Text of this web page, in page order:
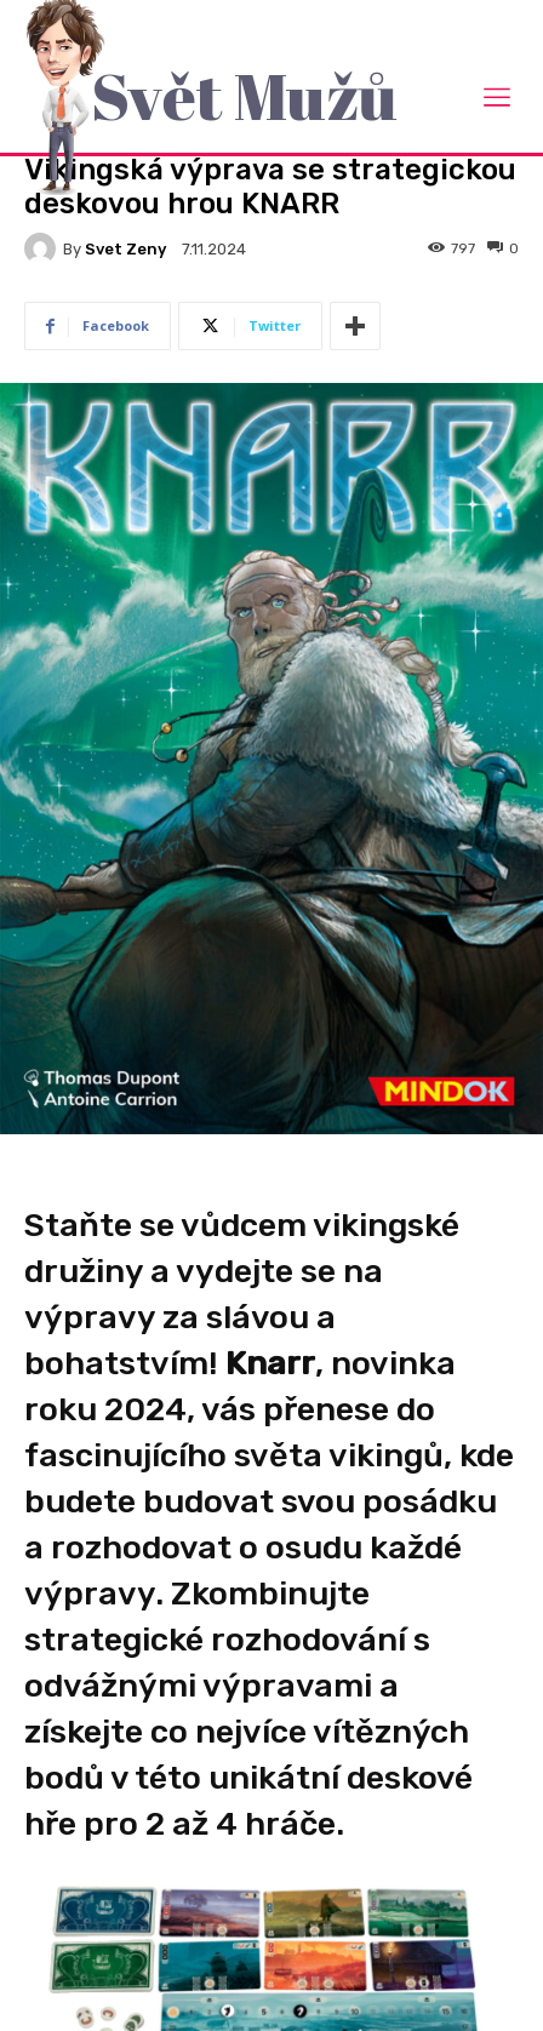
Svět Mužů
Domů Pro muže
PRO MUŽE
Vikingská výprava se strategickou
deskovou hrou KNARR
By Svet Zeny 7.11.2024 0
797
Facebook Twitter
Staňte se vůdcem vikingské
družiny a vydejte se na
výpravy za slávou a
bohatstvím! Knarr, novinka
roku 2024, vás přenese do
fascinujícího světa vikingů, kde
budete budovat svou posádku
a rozhodovat o osudu každé
výpravy. Zkombinujte
strategické rozhodování s
odvážnými výpravami a
získejte co nejvíce vítězných
bodů v této unikátní deskové
hře pro 2 až 4 hráče.